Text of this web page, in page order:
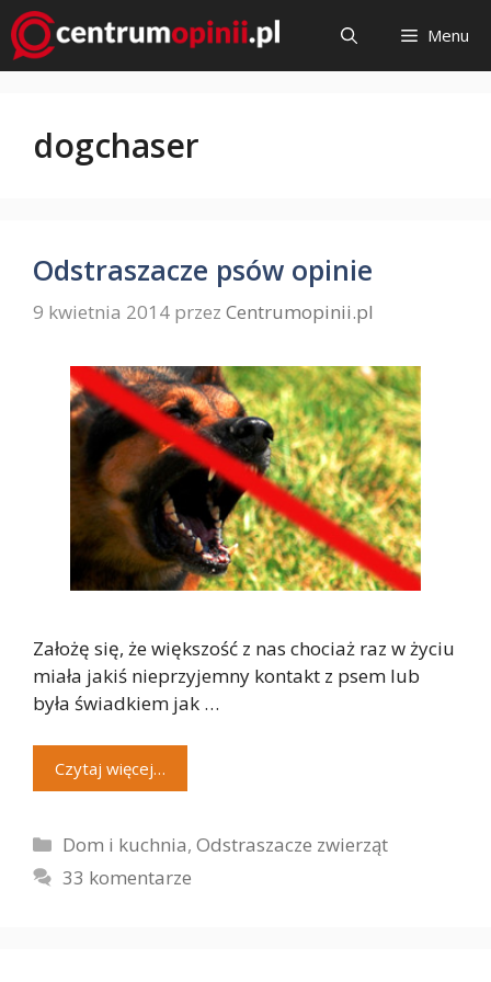
Przejdź
do
treści
Menu
dogchaser
Odstraszacze psów opinie
9 kwietnia 2014 przez Centrumopinii.pl
Założę się, że większość z nas chociaż raz w życiu
miała jakiś nieprzyjemny kontakt z psem lub
była świadkiem jak …
Czytaj więcej…
Kategorie
Dom i kuchnia,Odstraszacze zwierząt
33 komentarze